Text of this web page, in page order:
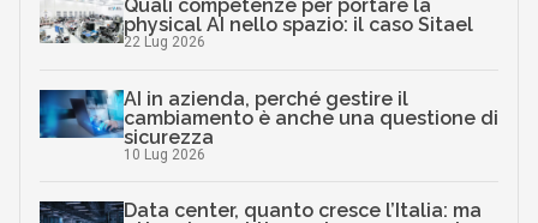
Quali competenze per portare la
physical AI nello spazio: il caso Sitael
22 Lug 2026
AI in azienda, perché gestire il
cambiamento è anche una questione di
sicurezza
10 Lug 2026
Data center, quanto cresce l’Italia: ma